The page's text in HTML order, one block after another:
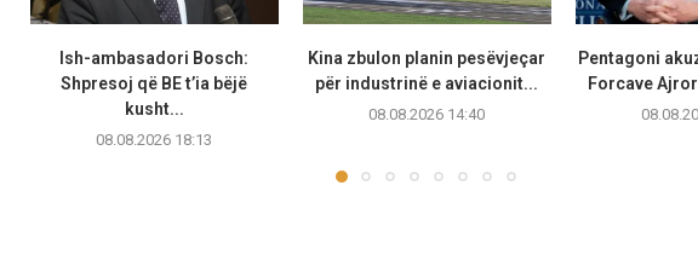
Ish-ambasadori Bosch:
Shpresoj që BE t’ia bëjë
kusht...
08.08.2026 18:13
Kina zbulon planin pesëvjeçar
për industrinë e aviacionit...
08.08.2026 14:40
Pentagoni
Forcave